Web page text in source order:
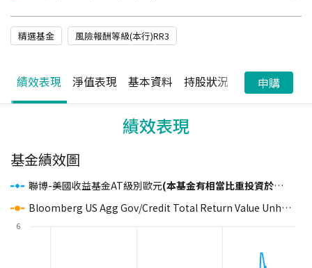
精選基金 風險報酬等級(本行)RR3
績效表現 淨值表現 基本資料 持股狀況 配息狀況
申購
績效表現
基金績效圖
聯博-美國收益基金AT級別歐元(本基金有相當比重投資於非投資等級之高風險債券且配息來源可能為本金)
Bloomberg US Agg Gov/Credit Total Return Value Unhedged USD
6